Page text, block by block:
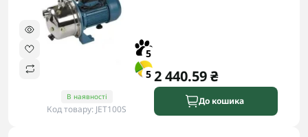
5
5
В наявності
Код товару: JET100S
2 440.59 ₴
До кошика